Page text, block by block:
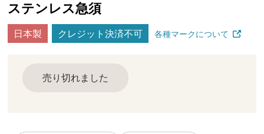
ステンレス急須
日本製 クレジット決済不可 各種マークについて
売り切れました